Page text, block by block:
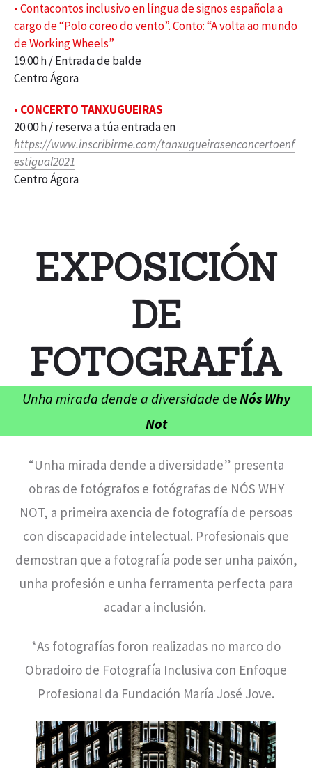
• Contacontos inclusivo en língua de signos española a
cargo de “Polo coreo do vento”. Conto: “A volta ao mundo
de Working Wheels”
19.00 h / Entrada de balde
Centro Ágora
• CONCERTO TANXUGUEIRAS
20.00 h / reserva a túa entrada en
https://www.inscribirme.com/tanxugueirasenconcertoenf
estigual2021
Centro Ágora
EXPOSICIÓN
DE
FOTOGRAFÍA
Unha mirada dende a diversidade deNós Why
Not
“Unha mirada dende a diversidade” presenta
obras de fotógrafos e fotógrafas de NÓS WHY
NOT, a primeira axencia de fotografía de persoas
con discapacidade intelectual. Profesionais que
demostran que a fotografía pode ser unha paixón,
unha profesión e unha ferramenta perfecta para
acadar a inclusión.
*As fotografías foron realizadas no marco do
Obradoiro de Fotografía Inclusiva con Enfoque
Profesional da Fundación María José Jove.